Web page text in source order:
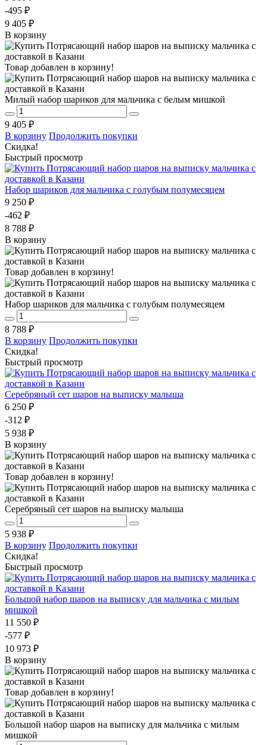
-495 ₽
9 405 ₽
В корзину
Товар добавлен в корзину!
Милый набор шариков для мальчика с белым мишкой
9 405 ₽
В корзину Продолжить покупки
Скидка!
Быстрый просмотр
Набор шариков для мальчика с голубым полумесяцем
9 250 ₽
-462 ₽
8 788 ₽
В корзину
Товар добавлен в корзину!
Набор шариков для мальчика с голубым полумесяцем
8 788 ₽
В корзину Продолжить покупки
Скидка!
Быстрый просмотр
Серебряный сет шаров на выписку малыша
6 250 ₽
-312 ₽
5 938 ₽
В корзину
Товар добавлен в корзину!
Серебряный сет шаров на выписку малыша
5 938 ₽
В корзину Продолжить покупки
Скидка!
Быстрый просмотр
Большой набор шаров на выписку для мальчика с милым
мишкой
11 550 ₽
-577 ₽
10 973 ₽
В корзину
Товар добавлен в корзину!
Большой набор шаров на выписку для мальчика с милым
мишкой